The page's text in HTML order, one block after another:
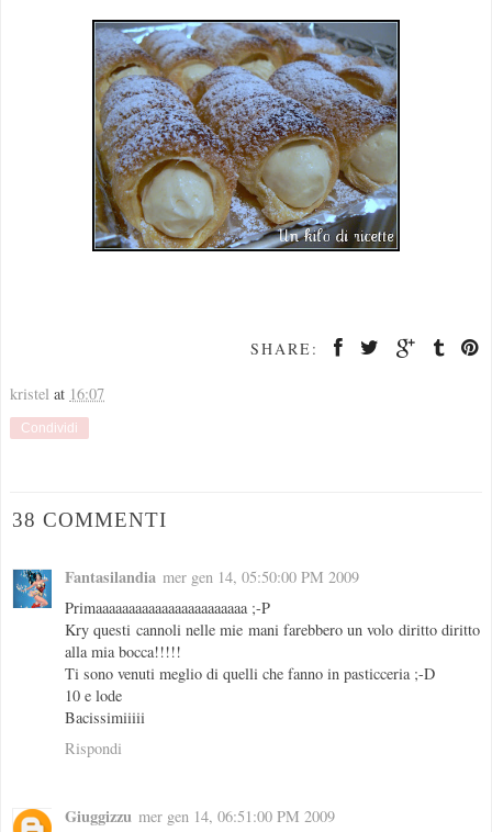
SHARE:
kristel at 16:07
Condividi
38 COMMENTI
Fantasilandia mer gen 14, 05:50:00 PM 2009
Primaaaaaaaaaaaaaaaaaaaaaaa ;-P
Kry questi cannoli nelle mie mani farebbero un volo diritto diritto
alla mia bocca!!!!!
Ti sono venuti meglio di quelli che fanno in pasticceria ;-D
10 e lode
Bacissimiiiii
Rispondi
Giuggizzu mer gen 14, 06:51:00 PM 2009